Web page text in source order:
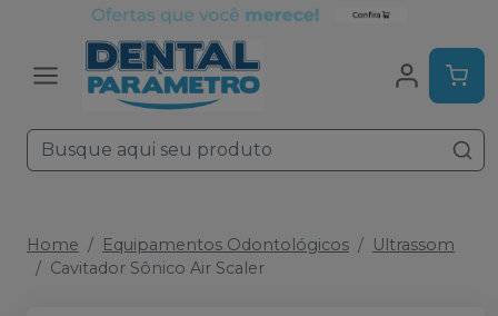
Home Equipamentos Odontológicos
Ultrassom
Cavitador Sônico Air Scaler